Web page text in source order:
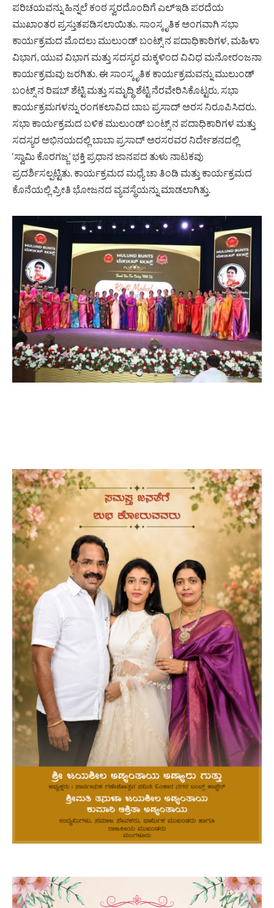
ಪರಿಚಯವನ್ನು ಹಿನ್ನಲೆ ಕಂಠ ಸ್ವರದೊಂದಿಗೆ ಎಲ್ಇಡಿ ಪರದೆಯ
ಮುಖಾಂತರ ಪ್ರಸ್ತುತಪಡಿಸಲಾಯಿತು. ಸಾಂಸ್ಕೃತಿಕ ಅಂಗವಾಗಿ ಸಭಾ
ಕಾರ್ಯಕ್ರಮದ ಮೊದಲು ಮುಲುಂಡ್ ಬಂಟ್ಸ್ ನ ಪದಾಧಿಕಾರಿಗಳ, ಮಹಿಳಾ
ವಿಭಾಗ, ಯುವ ವಿಭಾಗ ಮತ್ತು ಸದಸ್ಯರ ಮಕ್ಕಳಿಂದ ವಿವಿಧ ಮನೋರಂಜನಾ
ಕಾರ್ಯಕ್ರಮವು ಜರಗಿತು. ಈ ಸಾಂಸ್ಕೃತಿಕ ಕಾರ್ಯಕ್ರಮವನ್ನು ಮುಲುಂಡ್
ಬಂಟ್ಸ್ ನ ರಿಷಬ್ ಶೆಟ್ಟಿ ಮತ್ತು ಸಮೃದ್ಧಿ ಶೆಟ್ಟಿ ನೆರವೇರಿಸಿಕೊಟ್ಟರು. ಸಭಾ
ಕಾರ್ಯಕ್ರಮಗಳನ್ನು ರಂಗಕಲಾವಿದ ಬಾಬ ಪ್ರಸಾದ್ ಅರಸ ನಿರೂಪಿಸಿದರು.
ಸಭಾ ಕಾರ್ಯಕ್ರಮದ ಬಳಿಕ ಮುಲುಂಡ್ ಬಂಟ್ಸ್ ನ ಪದಾಧಿಕಾರಿಗಳ ಮತ್ತು
ಸದಸ್ಯರ ಅಭಿನಯದಲ್ಲಿ ಬಾಬಾ ಪ್ರಸಾದ್ ಅರಸರವರ ನಿರ್ದೇಶನದಲ್ಲಿ
‘ಸ್ವಾಮಿ ಕೊರಗಜ್ಜ’ ಭಕ್ತಿ ಪ್ರಧಾನ ಜಾನಪದ ತುಳು ನಾಟಕವು
ಪ್ರದರ್ಶಿಸಲ್ಪಟ್ಟಿತು. ಕಾರ್ಯಕ್ರಮದ ಮಧ್ಯೆ ಚಾ ತಿಂಡಿ ಮತ್ತು ಕಾರ್ಯಕ್ರಮದ
ಕೊನೆಯಲ್ಲಿ ಪ್ರೀತಿ ಭೋಜನದ ವ್ಯವಸ್ಥೆಯನ್ನು ಮಾಡಲಾಗಿತ್ತು.